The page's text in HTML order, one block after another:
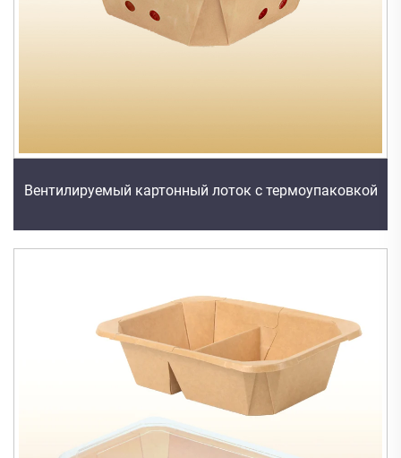
Вентилируемый картонный лоток с термоупаковкой